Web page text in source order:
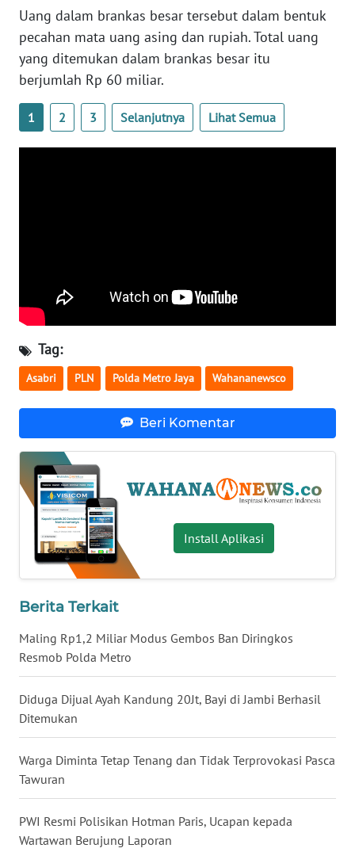
Uang dalam brankas besar tersebut dalam bentuk
pecahan mata uang asing dan rupiah. Total uang
yang ditemukan dalam brankas besar itu
berjumlah Rp 60 miliar.
1 2 3 Selanjutnya Lihat Semua
Tag:
Asabri PLN Polda Metro Jaya Wahananewsco
Beri Komentar
Install Aplikasi
Berita Terkait
Maling Rp1,2 Miliar Modus Gembos Ban Diringkos
Resmob Polda Metro
Diduga Dijual Ayah Kandung 20Jt, Bayi di Jambi Berhasil
Ditemukan
Warga Diminta Tetap Tenang dan Tidak Terprovokasi Pasca
Tawuran
PWI Resmi Polisikan Hotman Paris, Ucapan kepada
Wartawan Berujung Laporan
WN
PAPUA
BARAT
WN
RIAU
SULTRA
WN
WN
SULBAR
WN
BABEL
WN
WN
SUMSEL
WN
BENGKULU
WN
LAMPUNG
JATENG